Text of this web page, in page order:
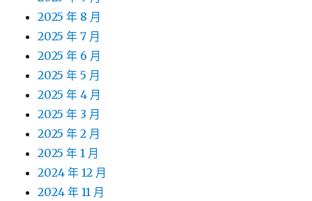
2025 年 8 月
2025 年 7 月
2025 年 6 月
2025 年 5 月
2025 年 4 月
2025 年 3 月
2025 年 2 月
2025 年 1 月
2024 年 12 月
2024 年 11 月